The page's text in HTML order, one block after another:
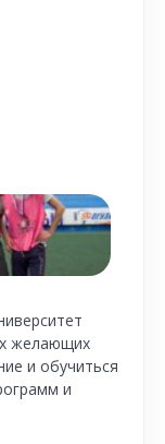
желающих
и обучиться
и